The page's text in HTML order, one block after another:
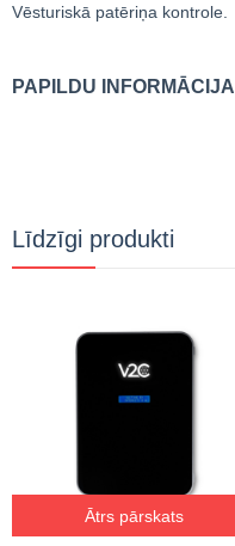
Vēsturiskā patēriņa kontrole.
PAPILDU INFORMĀCIJA
Līdzīgi produkti
Ātrs pārskats